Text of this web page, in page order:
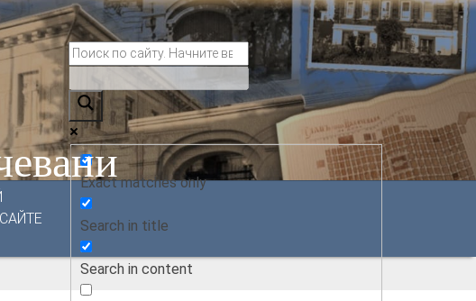
Exact matches only
Search in title
Search in content